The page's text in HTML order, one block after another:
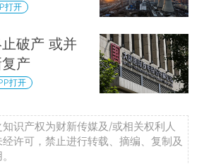
打开
破产 或并
产
打开
识产权为财新传媒及/或相关权利人
许可，禁止进行转载、摘编、复制及